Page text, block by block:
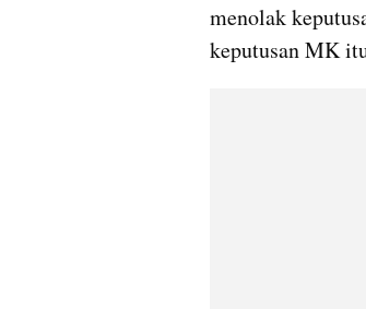
menolak
keputusan MK